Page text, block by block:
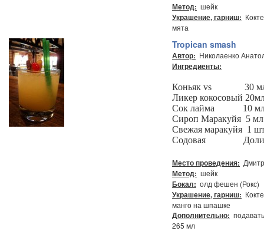
Метод: шейк
Украшение, гарниш:
мята
Tropican smash
Автор: Николаенко
Ингредиенты:
Коньяк vs
30
Ликер кокосовый
Сок лайма
10
Сироп Маракуйя 5
Свежая маракуйя 1
Содовая
Место проведения:
Метод: шейк
Бокал: олд фешен (Рокс)
Украшение, гарниш:
манго на шпашке
Дополнительно:
265 мл